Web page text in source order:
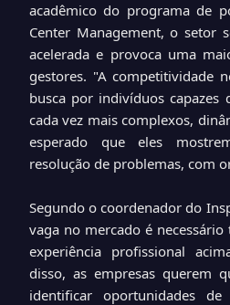
acadêmico do programa de
Center Management, o setor
acelerada e provoca uma
gestores. "A competitividade
busca por indivíduos capazes
cada vez mais complexos,
esperado que eles
resolução de problemas, com
Segundo o coordenador do
vaga no mercado é
experiência profissional
disso, as empresas querem
identificar oportunidades